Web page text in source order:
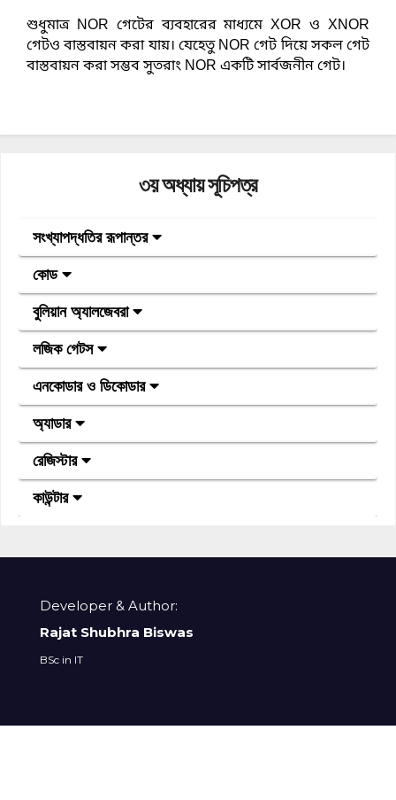
শুধুমাত্র NOR গেটের ব্যবহারের মাধ্যমে XOR ও XNOR
গেটও বাস্তবায়ন করা যায়। যেহেতু NOR গেট দিয়ে সকল গেট
বাস্তবায়ন করা সম্ভব সুতরাং NOR একটি সার্বজনীন গেট।
৩য় অধ্যায় সূচিপত্র
সংখ্যাপদ্ধতির রূপান্তর
কোড
বুলিয়ান অ্যালজেবরা
লজিক গেটস
এনকোডার ও ডিকোডার
অ্যাডার
রেজিস্টার
কাউন্টার
Developer & Author:
Rajat Shubhra Biswas
BSc in IT